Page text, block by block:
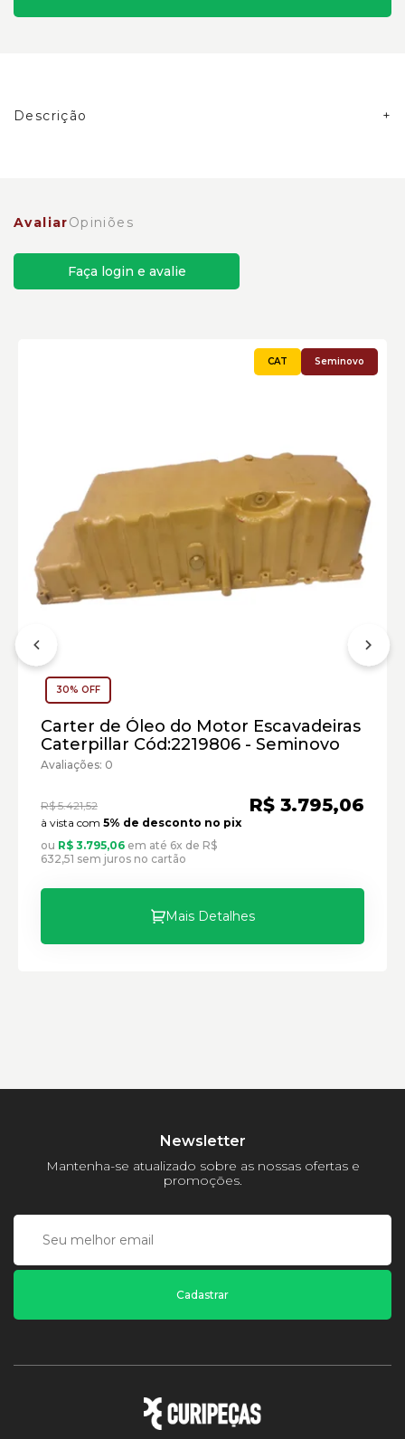
Descrição
Motor:
Escavadeira Hidráulica Caterpillar:
Marca:
Material:
Modelo:
Largura:
Altura:
Peso:
AvaliarOpiniões
Faça login e avalie
Seminovo
30% OFF
Carter de Óleo do Motor Escavadeiras
Caterpillar Cód:2219806 - Seminovo
Avaliações: 0
R$ 5.421,52 R$ 3.795,06
à vista com 5% de desconto no pix
ou R$ 3.795,06 em até 6x de R$
632,51 sem juros no cartão
Mais Detalhes
Newsletter
Mantenha-se atualizado sobre as nossas ofertas e
promoções.
Cadastrar